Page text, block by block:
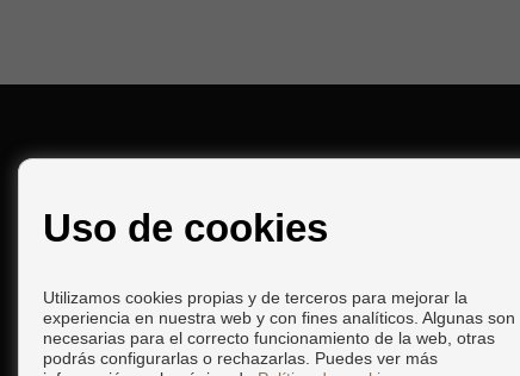
CONTACTO
Calle Aduana Vieja, 3
+34 958630221|+34 656544290
info@inalmunecar.com
Uso de cookies
Utilizamos cookies propias y de terceros para mejorar la
experiencia en nuestra web y con fines analíticos. Algunas son
necesarias para el correcto funcionamiento de la web, otras
podrás configurarlas o rechazarlas. Puedes ver más